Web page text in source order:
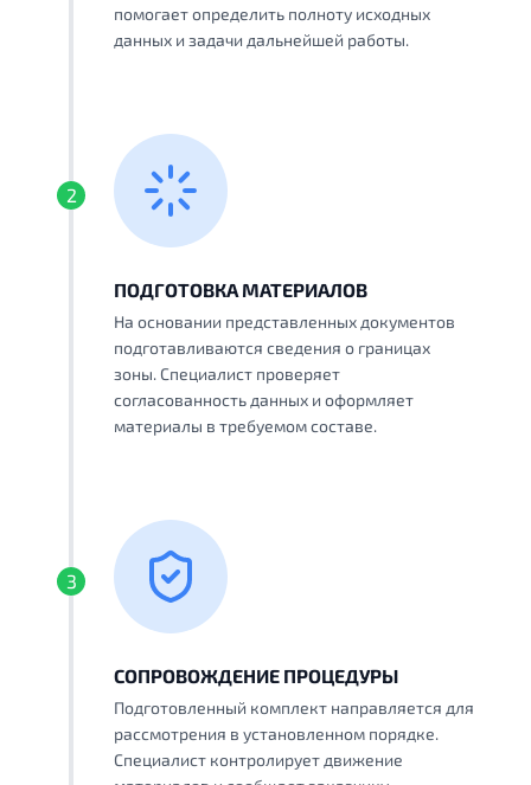
помогает определить полноту исходных
данных и задачи дальнейшей работы.
2
ПОДГОТОВКА МАТЕРИАЛОВ
На основании представленных документов
подготавливаются сведения о границах
зоны. Специалист проверяет
согласованность данных и оформляет
материалы в требуемом составе.
3
СОПРОВОЖДЕНИЕ ПРОЦЕДУРЫ
Подготовленный комплект направляется для
рассмотрения в установленном порядке.
Специалист контролирует движение